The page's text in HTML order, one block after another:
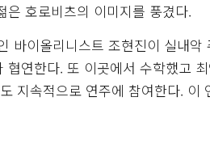
호로비츠의 이미지를 풍겼다.
바이올리니스트 조현진이 실내
연한다. 또 이곳에서 수학했고
지속적으로 연주에 참여한다. 이